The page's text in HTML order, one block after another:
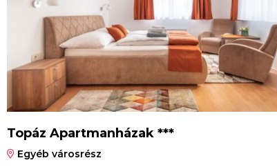
Topáz Apartmanházak ***
Egyéb városrész